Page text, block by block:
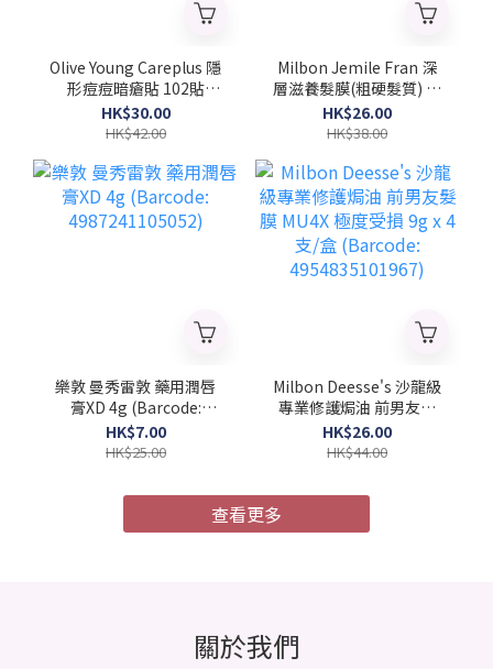
Olive Young Careplus 隱
形痘痘暗瘡貼 102貼
(Barcode:
8809324923093)
HK$30.00
HK$42.00
Milbon Jemile Fran 深
層滋養髮膜(粗硬髮質) 菱
形 9gx4支/盒 (Barcode:
4954835136808)
HK$26.00
HK$38.00
樂敦 曼秀雷敦 藥用潤唇
膏XD 4g (Barcode:
4987241105052)
HK$7.00
HK$25.00
Milbon Deesse's 沙龍級
專業修護焗油 前男友髮
膜 MU4X 極度受損 9g x 4
支/盒 (Barcode:
HK$26.00
HK$44.00
查看更多
關於我們